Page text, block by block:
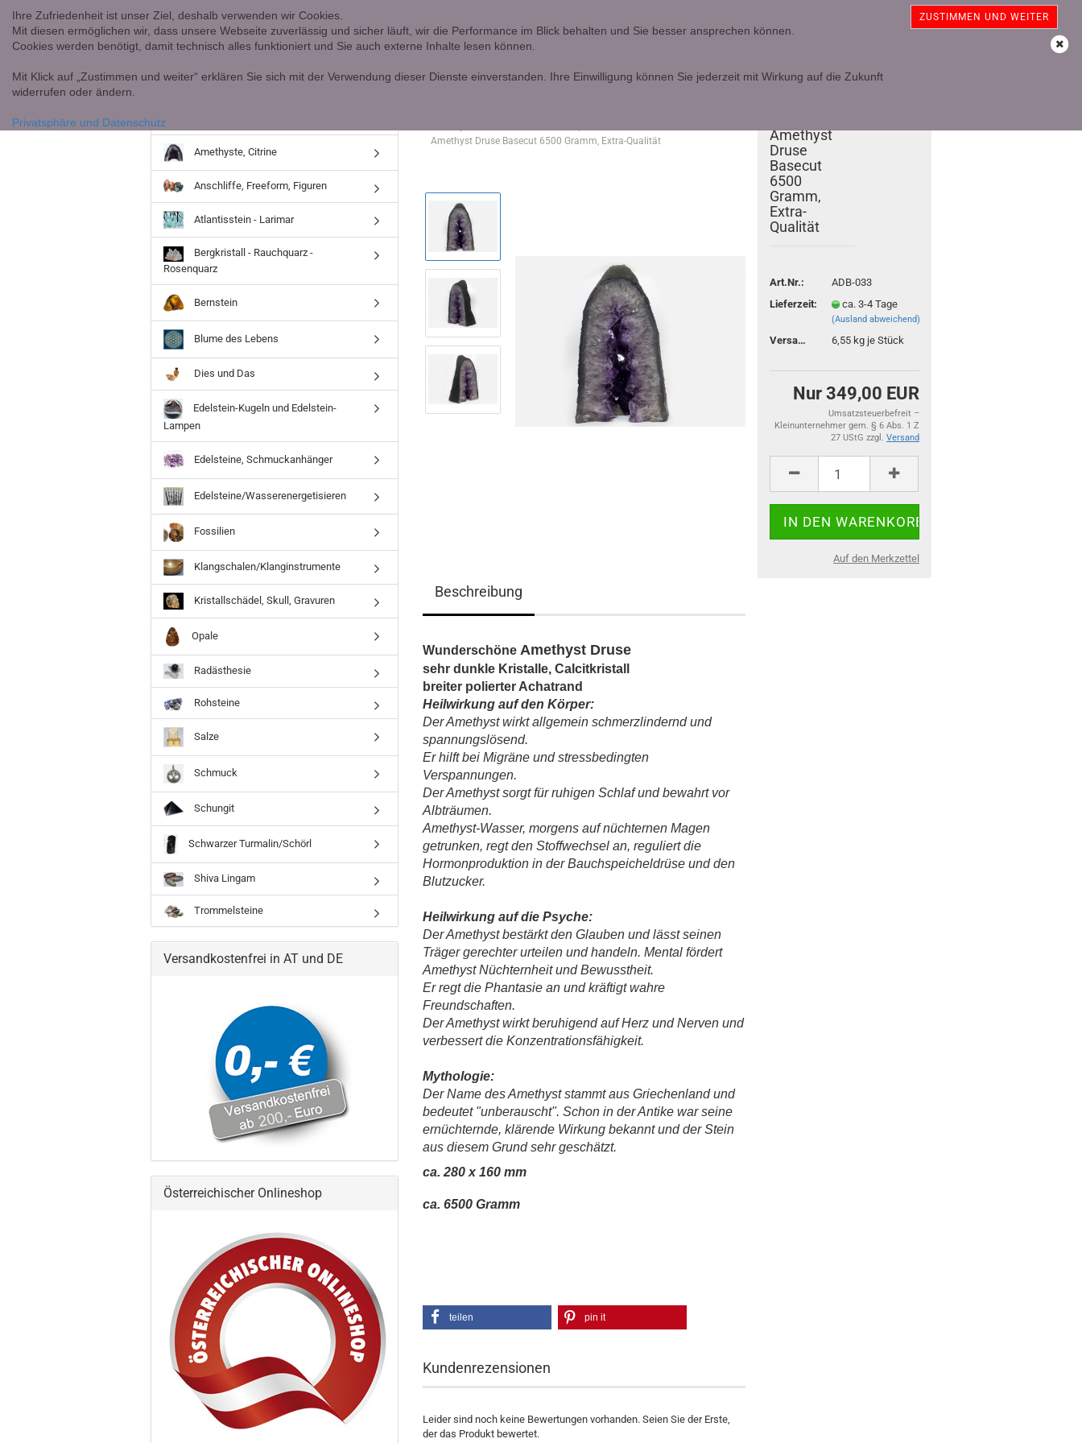
Ihre Zufriedenheit ist unser Ziel, deshalb verwenden wir Cookies.
Mit diesen ermöglichen wir, dass unsere Webseite zuverlässig und sicher läuft, wir die Performance im Blick behalten und Sie besser ansprechen können.
Cookies werden benötigt, damit technisch alles funktioniert und Sie auch externe Inhalte lesen können.
Mit Klick auf „Zustimmen und weiter“ erklären Sie sich mit der Verwendung dieser Dienste einverstanden. Ihre Einwilligung können Sie jederzeit mit Wirkung auf die Zukunft
widerrufen oder ändern.
Privatsphäre und Datenschutz
ZUSTIMMEN UND WEITER
Amethyst Druse Basecut 6500 Gramm, Extra-Qualität
Amethyst
Druse
Basecut
6500
Gramm,
Extra-
Qualität
Art.Nr.:
ADB-033
Lieferzeit:
ca. 3-4 Tage
(Ausland abweichend)
Versandgewicht: 6,55 kg je Stück
Nur 349,00 EUR
Umsatzsteuerbefreit –
Kleinunternehmer gem. § 6 Abs. 1 Z
27 UStG zzgl. Versand
Auf den Merkzettel
Beschreibung
Wunderschöne Amethyst Druse
sehr dunkle Kristalle, Calcitkristall
breiter polierter Achatrand
Heilwirkung auf den Körper:
Der Amethyst wirkt allgemein schmerzlindernd und
spannungslösend.
Er hilft bei Migräne und stressbedingten
Verspannungen.
Der Amethyst sorgt für ruhigen Schlaf und bewahrt vor
Albträumen.
Amethyst-Wasser, morgens auf nüchternen Magen
getrunken, regt den Stoffwechsel an, reguliert die
Hormonproduktion in der Bauchspeicheldrüse und den
Blutzucker.
Heilwirkung auf die Psyche:
Der Amethyst bestärkt den Glauben und lässt seinen
Träger gerechter urteilen und handeln. Mental fördert
Amethyst Nüchternheit und Bewusstheit.
Er regt die Phantasie an und kräftigt wahre
Freundschaften.
Der Amethyst wirkt beruhigend auf Herz und Nerven und
verbessert die Konzentrationsfähigkeit.
Mythologie:
Der Name des Amethyst stammt aus Griechenland und
bedeutet "unberauscht". Schon in der Antike war seine
ernüchternde, klärende Wirkung bekannt und der Stein
aus diesem Grund sehr geschätzt.
ca. 280 x 160 mm
ca. 6500 Gramm
teilen pin it
Kundenrezensionen
Leider sind noch keine Bewertungen vorhanden. Seien Sie der Erste,
der das Produkt bewertet.
Amethyste, Citrine
Anschliffe, Freeform, Figuren
Atlantisstein - Larimar
Bergkristall - Rauchquarz -
Rosenquarz
Bernstein
Blume des Lebens
Dies und Das
Edelstein-Kugeln und Edelstein-
Lampen
Edelsteine, Schmuckanhänger
Edelsteine/Wasserenergetisieren
Fossilien
Klangschalen/Klanginstrumente
Kristallschädel, Skull, Gravuren
Opale
Radästhesie
Rohsteine
Salze
Schmuck
Schungit
Schwarzer Turmalin/Schörl
Shiva Lingam
Trommelsteine
Versandkostenfrei in AT und DE
Österreichischer Onlineshop